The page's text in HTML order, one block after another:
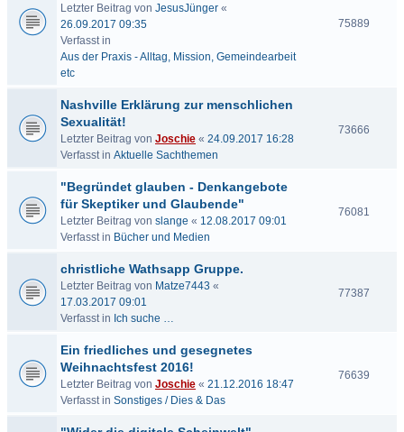
Letzter Beitrag von JesusJünger «
26.09.2017 09:35
Verfasst in
Aus der Praxis - Alltag, Mission, Gemeindearbeit
etc
75889
Nashville Erklärung zur menschlichen
Sexualität!
Letzter Beitrag von Joschie « 24.09.2017 16:28
Verfasst in Aktuelle Sachthemen
73666
"Begründet glauben - Denkangebote
für Skeptiker und Glaubende"
Letzter Beitrag von slange « 12.08.2017 09:01
Verfasst in Bücher und Medien
76081
christliche Wathsapp Gruppe.
Letzter Beitrag von Matze7443 «
17.03.2017 09:01
Verfasst in Ich suche …
77387
Ein friedliches und gesegnetes
Weihnachtsfest 2016!
Letzter Beitrag von Joschie « 21.12.2016 18:47
Verfasst in Sonstiges / Dies & Das
76639